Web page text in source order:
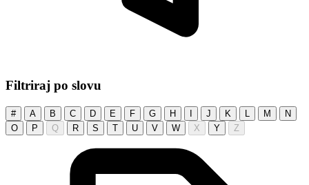
Filtriraj po slovu
# A B C D E F G H J K L M
N
O
P Q R S T U V W X Y Z